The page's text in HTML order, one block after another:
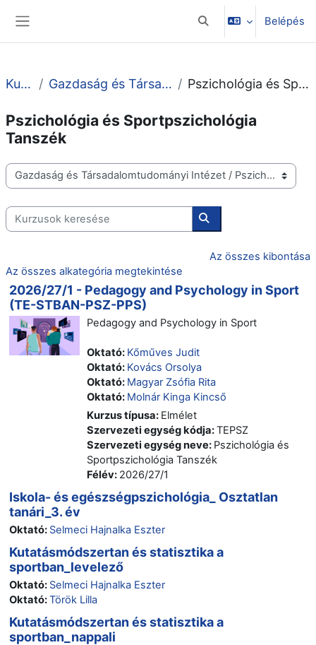
Keresési bemeneti
Belépés
Kurzusok Gazdaság és Társadalomtudományi Intézet Pszichológia és Sportpszichológia Tanszék
Pszichológia és Sportpszichológia
Tanszék
Kurzuskategóriák
Kurzusok keresése
Kurzusok keresése
Az összes kibontása
Az összes alkategória megtekintése
2026/27/1 - Pedagogy and Psychology in Sport
(TE-STBAN-PSZ-PPS)
Pedagogy and Psychology in Sport
Oktató: Kőműves Judit
Oktató: Kovács Orsolya
Oktató: Magyar Zsófia Rita
Oktató: Molnár Kinga Kincső
Kurzus típusa: Elmélet
Szervezeti egység kódja:TEPSZ
Szervezeti egység neve: Pszichológia és
Sportpszichológia Tanszék
Félév: 2026/27/1
Iskola- és egészségpszichológia_ Osztatlan
tanári_3. év
Oktató: Selmeci Hajnalka Eszter
Kutatásmódszertan és statisztika a
sportban_levelező
Oktató: Selmeci Hajnalka Eszter
Oktató:Török Lilla
Kutatásmódszertan és statisztika a
sportban_nappali